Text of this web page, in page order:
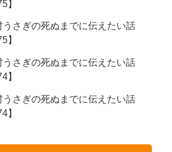
】
うさぎの死ぬまでに伝えたい話
】
うさぎの死ぬまでに伝えたい話
】
うさぎの死ぬまでに伝えたい話
】